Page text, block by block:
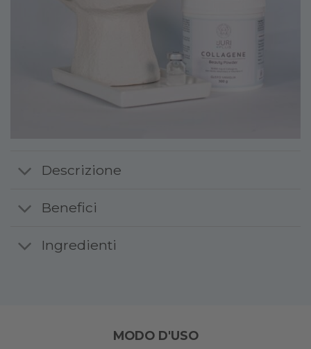
Descrizione
Benefici
Ingredienti
MODO D'USO